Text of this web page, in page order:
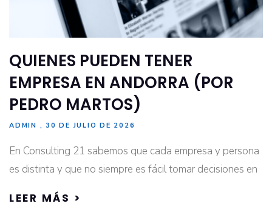
QUIENES PUEDEN TENER
EMPRESA EN ANDORRA (POR
PEDRO MARTOS)
ADMIN 30 DE JULIO DE 2026
En Consulting 21 sabemos que cada empresa y persona
es distinta y que no siempre es fácil tomar decisiones en
LEER MÁS >